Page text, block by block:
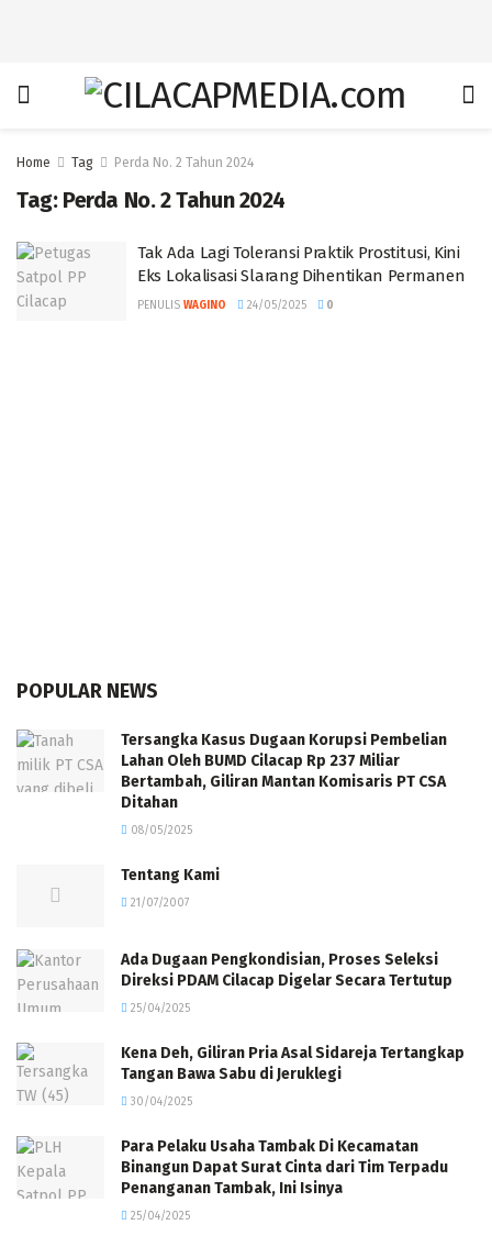
Home Tag Perda No. 2 Tahun 2024
Tag: Perda No. 2 Tahun 2024
Tak Ada Lagi Toleransi Praktik Prostitusi, Kini
Eks Lokalisasi Slarang Dihentikan Permanen
PENULIS WAGINO 24/05/2025 0
POPULAR NEWS
Tersangka Kasus Dugaan Korupsi Pembelian
Lahan Oleh BUMD Cilacap Rp 237 Miliar
Bertambah, Giliran Mantan Komisaris PT CSA
Ditahan
08/05/2025
Tentang Kami
21/07/2007
Ada Dugaan Pengkondisian, Proses Seleksi
Direksi PDAM Cilacap Digelar Secara Tertutup
25/04/2025
Kena Deh, Giliran Pria Asal Sidareja Tertangkap
Tangan Bawa Sabu di Jeruklegi
30/04/2025
Para Pelaku Usaha Tambak Di Kecamatan
Binangun Dapat Surat Cinta dari Tim Terpadu
Penanganan Tambak, Ini Isinya
25/04/2025